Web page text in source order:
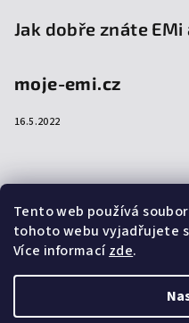
Tento web používá
tohoto webu vyjadřujete
Více informacízde.
Jak dobře znáte
moje-emi.cz
16.5.2022
Přijímáme online